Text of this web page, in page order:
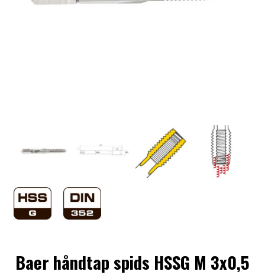
Baer håndtap spids HSSG M 3x0,5